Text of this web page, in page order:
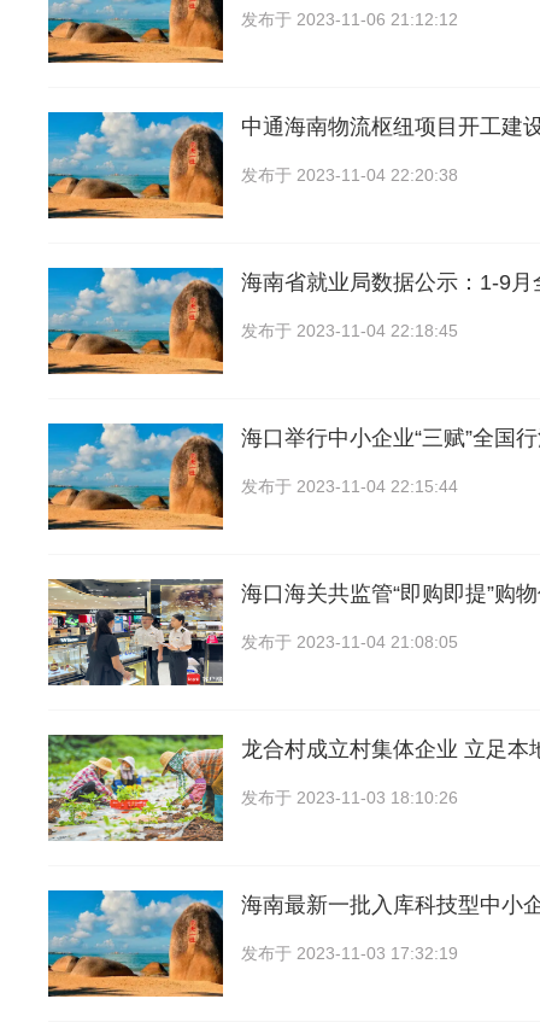
发布于 2023-11-06 21:12:12
中通海南物流枢纽项目开工建
发布于 2023-11-04 22:20:38
海南省就业局数据公示：1-9月
发布于 2023-11-04 22:18:45
海口举行中小企业“三赋”全国
发布于 2023-11-04 22:15:44
海口海关共监管“即购即提”购
发布于 2023-11-04 21:08:05
龙合村成立村集体企业 立足本
发布于 2023-11-03 18:10:26
海南最新一批入库科技型中小
发布于 2023-11-03 17:32:19